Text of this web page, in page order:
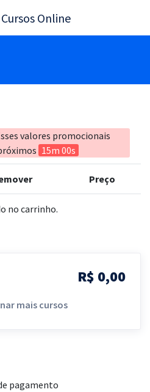
valores promocionais
15m 00s
Preço
no carrinho.
R$ 0,00
mais cursos
pagamento